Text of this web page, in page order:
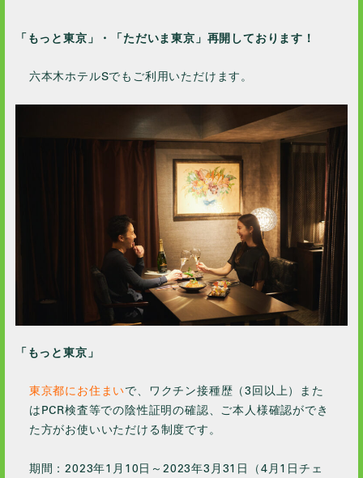
2023 / 10
2023 / 6
2023 / 5
2023 / 4
2023 / 3
2023 / 1
2022 / 12
2022 / 11
2022 / 10
2022 / 9
2022 / 6
2022 / 4
2022 / 1
「もっと東京」・「ただいま東京」再開しております！
六本木ホテルSでもご利用いただけます。
「 もっと東京 」
東京都にお住まいで、ワクチン接種歴（3回以上）また
はPCR検査等での陰性証明の確認、ご本人様確認ができ
た方がお使いいただける制度です。
期間：2023年1月10日～2023年3月31日（4月1日チェ